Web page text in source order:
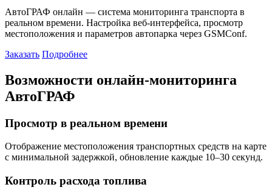
АвтоГРАФ онлайн — система мониторинга транспорта в
реальном времени. Настройка веб-интерфейса, просмотр
местоположения и параметров автопарка через GSMConf.
Заказать Подробнее
Возможности онлайн-мониторинга
АвтоГРАФ
Просмотр в реальном времени
Отображение местоположения транспортных средств на карте
с минимальной задержкой, обновление каждые 10–30 секунд.
Контроль расхода топлива